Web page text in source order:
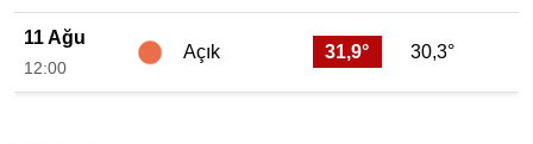
11 Ağu
12:00
Açık 31,9° 30,3°